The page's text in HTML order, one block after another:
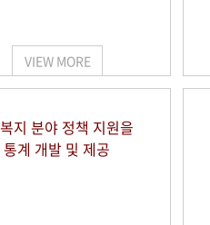
VIEW MORE
지 분야 정책 지원을
계 개발 및 제공